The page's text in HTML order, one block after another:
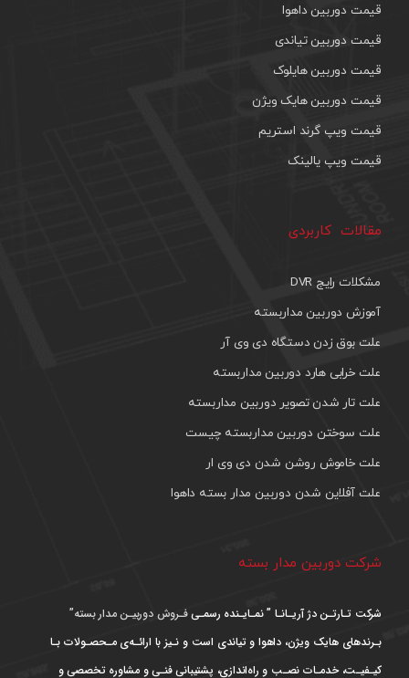
قیمت دوربین داهوا
قیمت دوربین تیاندی
قیمت دوربین هایلوک
قیمت دوربین هایک ویژن
قیمت ویپ گرند استریم
قیمت ویپ یالینک
مقالات کاربردی
مشکلات رایج DVR
آموزش دوربین مداربسته
علت بوق زدن دستگاه دی وی آر
علت خرابی هارد دوربین مداربسته
علت تار شدن تصویر دوربین مداربسته
علت سوختن دوربین مداربسته چیست
علت خاموش روشن شدن دی وی ار
علت آفلاین شدن دوربین مدار بسته داهوا
شرکت دوربین مدار بسته
شرکت تـارتـن دژ آریـانـا ” نمـایـنده رسمـیفـروش دوربیـن مدار بسته”
بـرندهای هایک ویژن، داهوا و تیاندی است و نـیز با ارائـه‌ی مـحصـولات بـا
کیـفیـت، خدمـات نصـب و راه‌اندازی، پشتیبانی فنـی و مشاوره تخصصی و